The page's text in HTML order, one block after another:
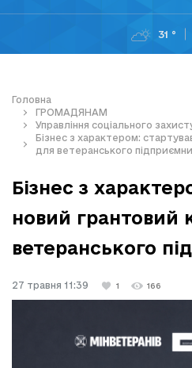
31 °
Головна
ГРОМАДЯНАМ
Управління соціального
Бізнес з характером:
для ветеранського
Бізнес з
новий грантовий
ветеранського
27 травня 11:39 1 166